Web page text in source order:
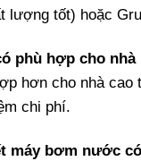
lượng tốt) hoặc
phù hợp cho nhà
hơn cho nhà
chi phí.
máy bơm nước